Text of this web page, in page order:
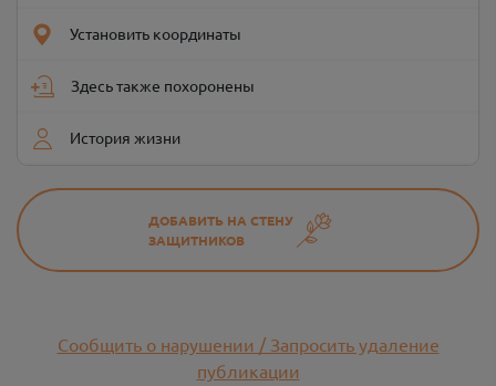
Установить координаты
Здесь также похоронены
История жизни
ДОБАВИТЬ НА СТЕНУ
ЗАЩИТНИКОВ
Сообщить о нарушении / Запросить удаление
публикации